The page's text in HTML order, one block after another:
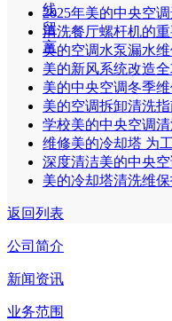
线
留
言
2025年美的中央空
清洗餐厅螺杆机的
美的空调水泵漏水
美的新风系统改造
美的中央空调冬季
美的空调拆卸清洗
学校美的中央空调
维修美的冷却塔 为
深度清洁美的中央
美的冷却塔清洗维
返回列表
公司简介
新闻资讯
业务范围